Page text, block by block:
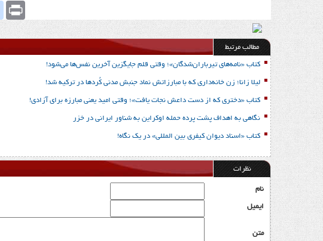
Print
مطالب مرتبط
کتاب «نامه‌های تیرباران‌شدگان»؛ وقتی قلم جایگزین آخرین نفس‌ها می‌شود!
لیلا زانا؛ زن خانه‌داری که با مبارزاتش نماد جنبش مدنی کُردها در ترکیه شد!
کتاب «دختری که از دست داعش نجات یافت»؛ وقتی امید یعنی مبارزه برای آزادی!
نگاهی به اهداف پشت پرده حمله اوکراین به شناور ایرانی در خزر
کتاب «اسناد دیوان کیفری بین المللی» در یک نگاه!
نظرات
نام
ایمیل
متن